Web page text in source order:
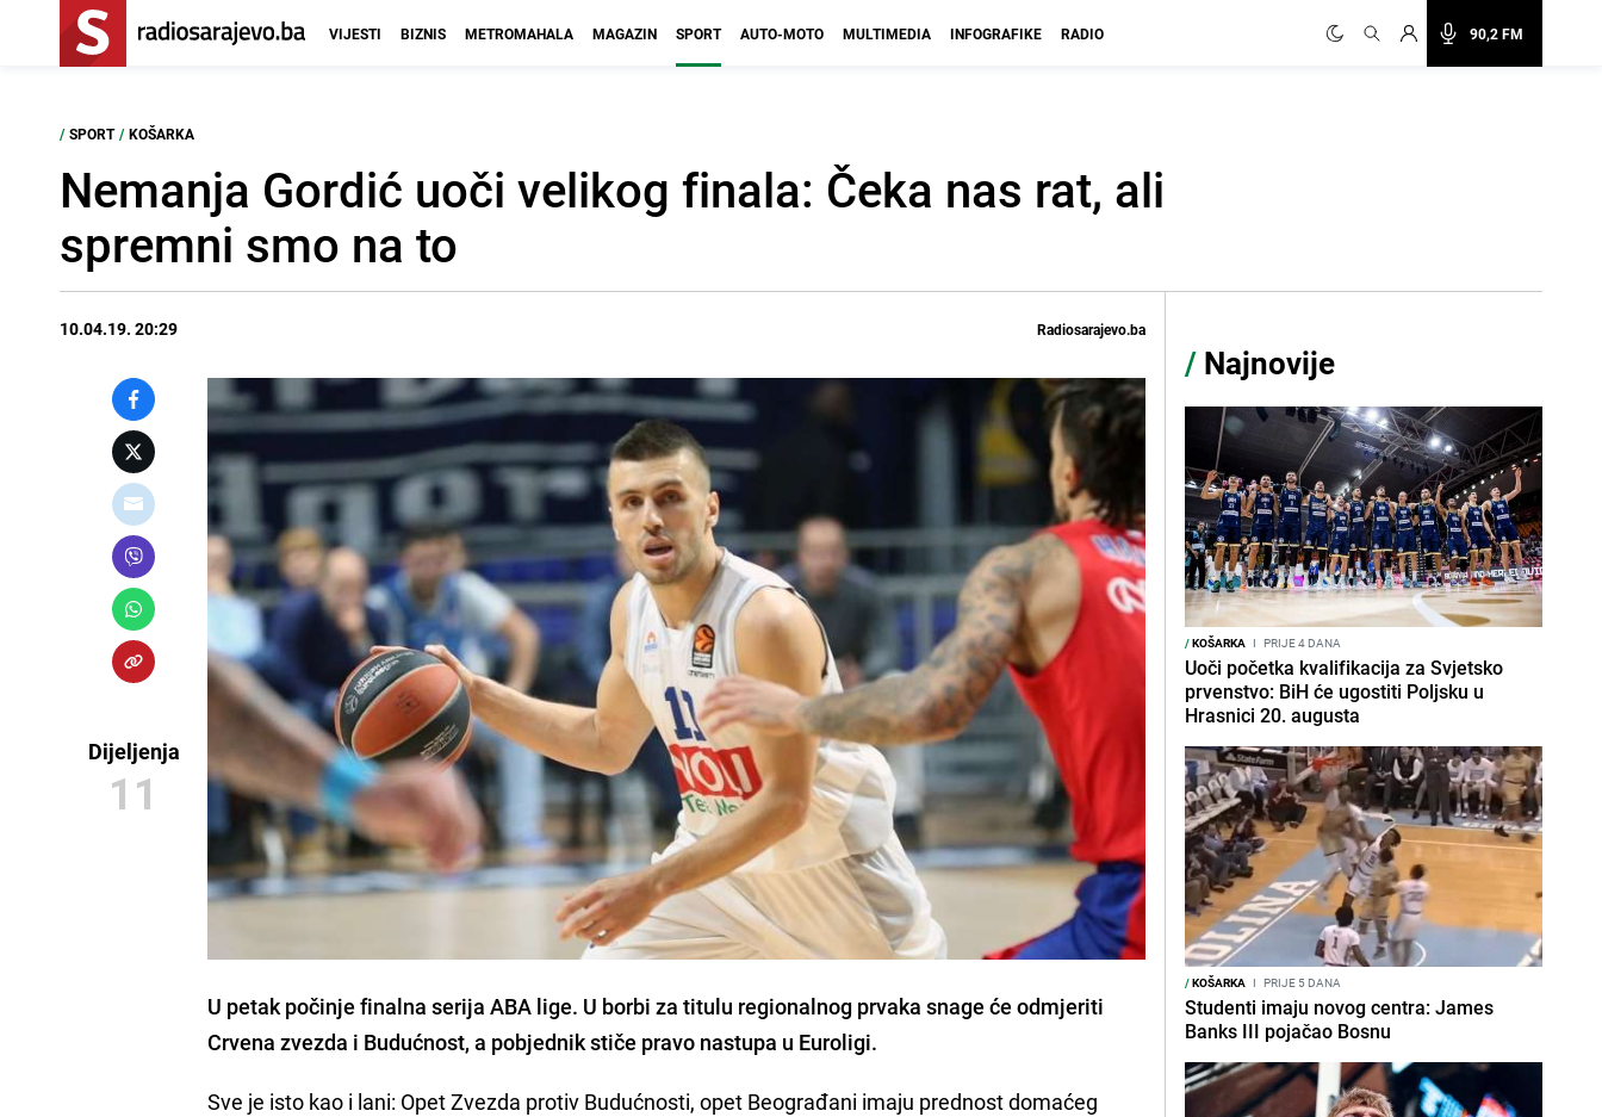
90,2 FM
VIJESTI BIZNIS METROMAHALA MAGAZIN SPORT AUTO-MOTO MULTIMEDIA INFOGRAFIKE RADIO
/ SPORT / KOŠARKA
Nemanja Gordić uoči velikog finala: Čeka nas rat, ali
spremni smo na to
10.04.19. 20:29 Radiosarajevo.ba
Dijeljenja
11
U petak počinje finalna serija ABA lige. U borbi za titulu regionalnog prvaka snage će odmjeriti
Crvena zvezda i Budućnost, a pobjednik stiče pravo nastupa u Euroligi.
Sve je isto kao i lani: Opet Zvezda protiv Budućnosti, opet Beograđani imaju prednost domaćeg
/ Najnovije
/KOŠARKA I PRIJE 4 DANA
Uoči početka kvalifikacija za Svjetsko
prvenstvo: BiH će ugostiti Poljsku u
Hrasnici 20. augusta
/KOŠARKA I PRIJE 5 DANA
Studenti imaju novog centra: James
Banks III pojačao Bosnu